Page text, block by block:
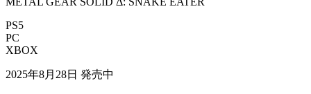
PS5
PC
XBOX
2025年8月28日 発売中